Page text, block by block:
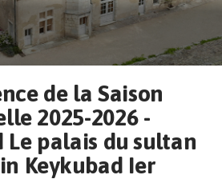
de la Saison
2025-2026 -
Le palais du sultan
Keykubad Ier